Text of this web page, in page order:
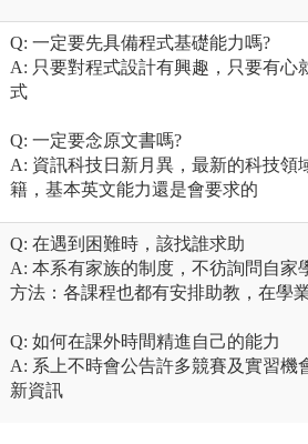
Q: 一定要先具備程式基礎能力嗎?
A: 只要對程式設計有興趣，只要有心
式
Q: 一定要念原文書嗎?
A: 資訊科技日新月異，最新的科技領
籍，基本英文能力還是會要求的
Q: 在遇到困難時，該找誰求助
A: 本系有家族的制度，不彷詢問自家
方法：各課程也都有安排助教，在學
Q: 如何在課外時間精進自己的能力
A: 系上不時會公告許多競賽及實習機
新資訊